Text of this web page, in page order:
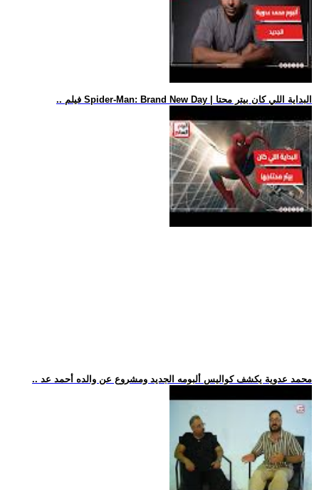
.. فيلم Spider-Man: Brand New Day | البداية اللي كان بيتر محتا
.. محمد عدوية يكشف كواليس ألبومه الجديد ومشروع عن والده أحمد عد